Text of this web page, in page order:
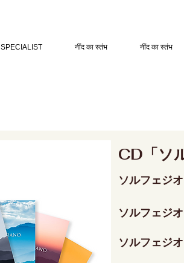
SPECIALIST नींद का स्तंभ नींद का स्तंभ
CD「ソ
ソルフェジ
ソルフェジ
ソルフェジ